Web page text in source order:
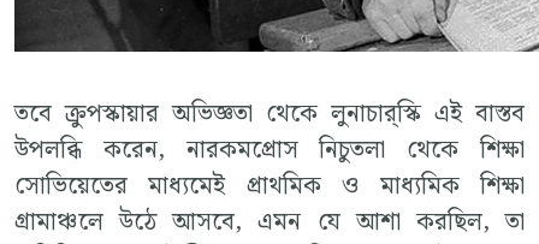
তবে ক্রুপস্কায়ার অভিজ্ঞতা থেকে লুনাচার্‌স্কি এই বাস্তব
উপলব্ধি করেন, নারকমপ্রোস নিচুতলা থেকে শিক্ষা
সোভিয়েতের মাধ্যমেই প্রাথমিক ও মাধ্যমিক শিক্ষা
গ্রামাঞ্চলে উঠে আসবে, এমন যে আশা করছিল, তা